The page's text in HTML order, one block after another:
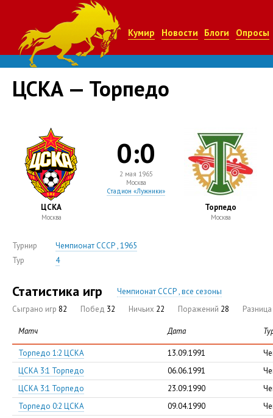
Кумир Новости Блоги Опросы
ЦСКА — Торпедо
ЦСКА
Москва
0:0
2 мая 1965
Москва
Стадион «Лужники»
Торпедо
Москва
Турнир
Чемпионат СССР , 1965
Тур
4
Статистика игр
Чемпионат СССР , все сезоны
Сыграно игр 82 Побед 32 Ничьих 22 Поражений 28 Разница
Матч Дата
Торпедо 1:2 ЦСКА 13.09.1991
ЦСКА 3:1 Торпедо
06.06.1991
ЦСКА 3:1 Торпедо
23.09.1990
Торпедо 0:2 ЦСКА
09.04.1990